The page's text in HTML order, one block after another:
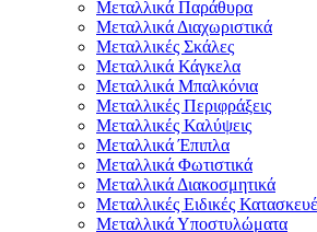
Μεταλλικά Παράθυρα
Μεταλλικά Διαχωριστικά
Μεταλλικές Σκάλες
Μεταλλικά Κάγκελα
Μεταλλικά Μπαλκόνια
Μεταλλικές Περιφράξεις
Μεταλλικές Καλύψεις
Μεταλλικά Έπιπλα
Μεταλλικά Φωτιστικά
Μεταλλικά Διακοσμητικά
Μεταλλικές Ειδικές
Μεταλλικά Υποστυλώματα